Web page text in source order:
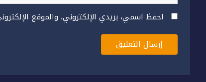
احفظ اسمي، بريدي الإلكتروني، والموقع